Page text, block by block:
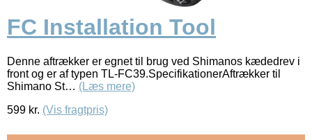
FC Installation Tool
Denne aftrækker er egnet til brug ved Shimanos kædedrev i
front og er af typen TL-FC39.SpecifikationerAftrækker til
Shimano St… (Læs mere)
599 kr. (Vis fragtpris)